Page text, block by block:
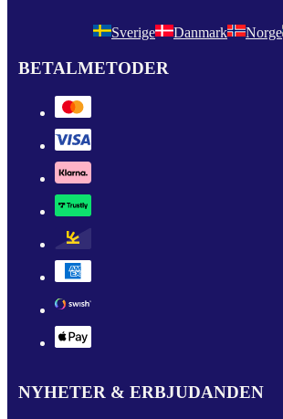
Sverige Danmark Norge
BETALMETODER
NYHETER & ERBJUDANDEN